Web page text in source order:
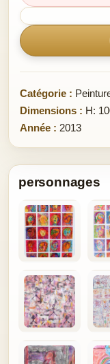
Catégorie :
Dimensions : H:
Année : 2013
personnages